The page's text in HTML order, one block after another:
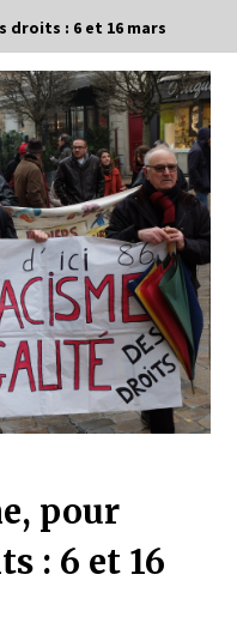
droits : 6 et 16 mars
pour
: 6 et 16